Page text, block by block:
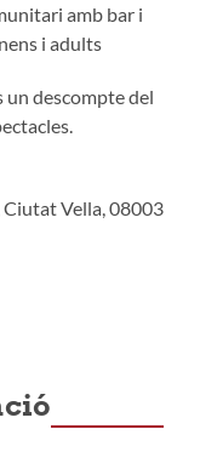
amb bar i
i adults
descompte del
Ciutat Vella, 08003